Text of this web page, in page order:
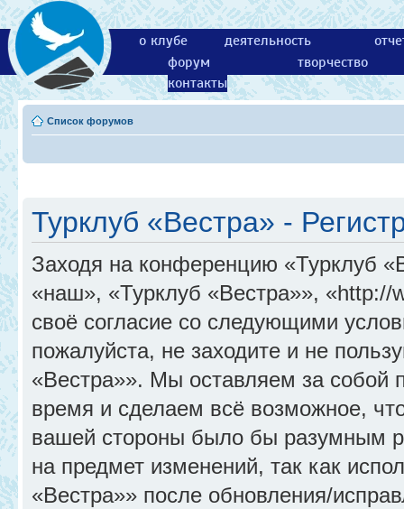
о клубе деятельность
форум
творчество
контакты
Список форумов
Турклуб «Вестра» -
Заходя на конференцию «Турклуб
«наш», «Турклуб «Вестра»»,
своё согласие со следующими
пожалуйста, не заходите и не
«Вестра»». Мы оставляем за собой
время и сделаем всё возможное,
вашей стороны было бы разумным
на предмет изменений, так как
«Вестра»» после обновления/